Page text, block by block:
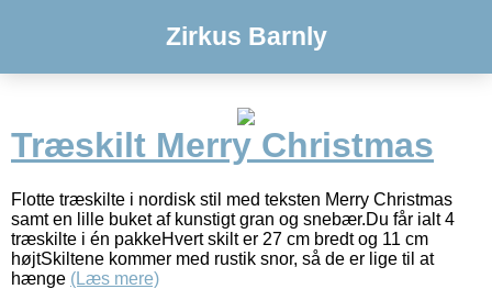
Zirkus Barnly
Træskilt Merry Christmas
Flotte træskilte i nordisk stil med teksten Merry Christmas
samt en lille buket af kunstigt gran og snebær.Du får ialt 4
træskilte i én pakkeHvert skilt er 27 cm bredt og 11 cm
højtSkiltene kommer med rustik snor, så de er lige til at
hænge (Læs mere)